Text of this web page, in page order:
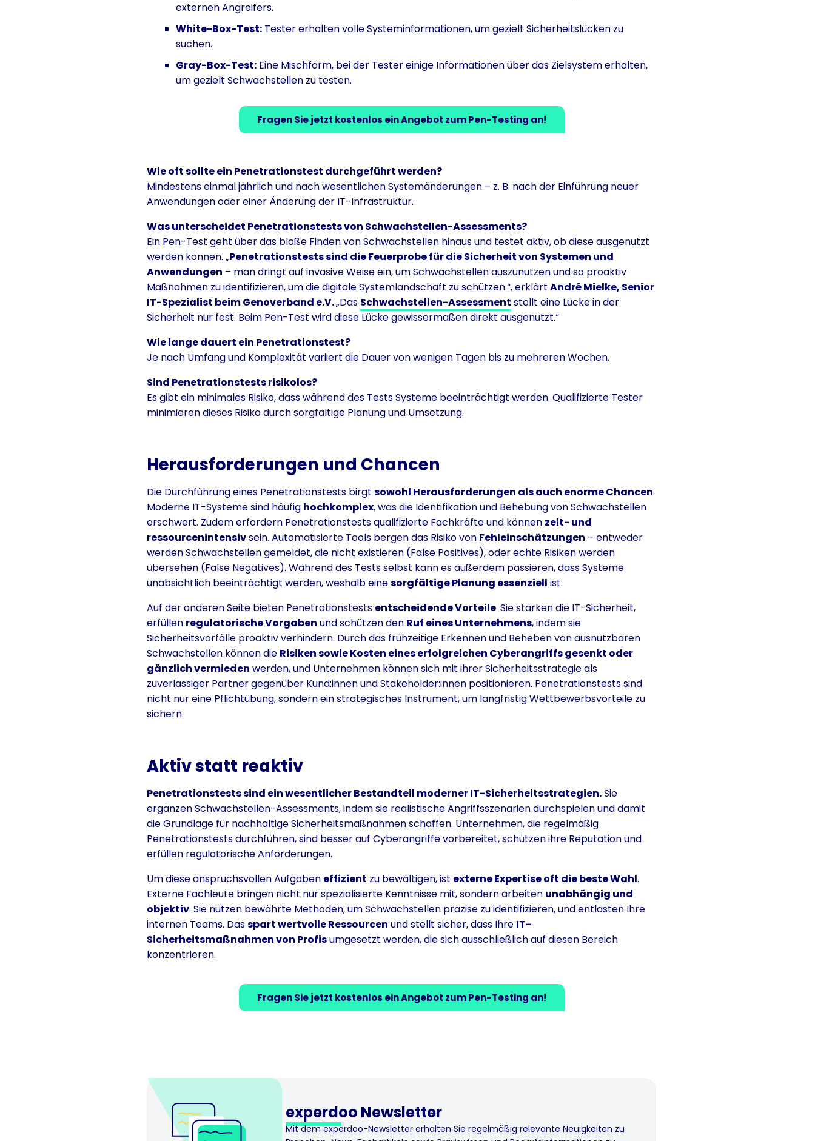
externen Angreifers.
White-Box-Test: Tester erhalten volle Systeminformationen, um gezielt Sicherheitslücken zu
suchen.
Gray-Box-Test: Eine Mischform, bei der Tester einige Informationen über das Zielsystem erhalten,
um gezielt Schwachstellen zu testen.
Fragen Sie jetzt kostenlos ein Angebot zum Pen-Testing an!
Wie oft sollte ein Penetrationstest durchgeführt werden?
Mindestens einmal jährlich und nach wesentlichen Systemänderungen – z. B. nach der Einführung neuer
Anwendungen oder einer Änderung der IT-Infrastruktur.
Was unterscheidet Penetrationstests von Schwachstellen-Assessments?
Ein Pen-Test geht über das bloße Finden von Schwachstellen hinaus und testet aktiv, ob diese ausgenutzt
werden können. „Penetrationstests sind die Feuerprobe für die Sicherheit von Systemen und
Anwendungen – man dringt auf invasive Weise ein, um Schwachstellen auszunutzen und so proaktiv
Maßnahmen zu identifizieren, um die digitale Systemlandschaft zu schützen.“, erklärt André Mielke, Senior
IT-Spezialist beim Genoverband e.V.„Das Schwachstellen-Assessment stellt eine Lücke in der
Sicherheit nur fest. Beim Pen-Test wird diese Lücke gewissermaßen direkt ausgenutzt.“
Wie lange dauert ein Penetrationstest?
Je nach Umfang und Komplexität variiert die Dauer von wenigen Tagen bis zu mehreren Wochen.
Sind Penetrationstests risikolos?
Es gibt ein minimales Risiko, dass während des Tests Systeme beeinträchtigt werden. Qualifizierte Tester
minimieren dieses Risiko durch sorgfältige Planung und Umsetzung.
Herausforderungen und Chancen
Die Durchführung eines Penetrationstests birgt sowohl Herausforderungen als auch enorme Chancen.
Moderne IT-Systeme sind häufig hochkomplex, was die Identifikation und Behebung von Schwachstellen
erschwert. Zudem erfordern Penetrationstests qualifizierte Fachkräfte und können zeit- und
ressourcenintensivsein. Automatisierte Tools bergen das Risiko von Fehleinschätzungen – entweder
werden Schwachstellen gemeldet, die nicht existieren (False Positives), oder echte Risiken werden
übersehen (False Negatives). Während des Tests selbst kann es außerdem passieren, dass Systeme
unabsichtlich beeinträchtigt werden, weshalb einesorgfältige Planung essenziell ist.
Auf der anderen Seite bieten Penetrationstests entscheidende Vorteile. Sie stärken die IT-Sicherheit,
erfüllen regulatorische Vorgaben und schützen den Ruf eines Unternehmens, indem sie
Sicherheitsvorfälle proaktiv verhindern. Durch das frühzeitige Erkennen und Beheben von ausnutzbaren
Schwachstellen können die Risiken sowie Kosten eines erfolgreichen Cyberangriffs gesenkt oder
gänzlich vermieden werden, und Unternehmen können sich mit ihrer Sicherheitsstrategie als
zuverlässiger Partner gegenüber Kund:innen und Stakeholder:innen positionieren. Penetrationstests sind
nicht nur eine Pflichtübung, sondern ein strategisches Instrument, um langfristig Wettbewerbsvorteile zu
sichern.
Aktiv statt reaktiv
Penetrationstests sind ein wesentlicher Bestandteil moderner IT-Sicherheitsstrategien.Sie
ergänzen Schwachstellen-Assessments, indem sie realistische Angriffsszenarien durchspielen und damit
die Grundlage für nachhaltige Sicherheitsmaßnahmen schaffen. Unternehmen, die regelmäßig
Penetrationstests durchführen, sind besser auf Cyberangriffe vorbereitet, schützen ihre Reputation und
erfüllen regulatorische Anforderungen.
Um diese anspruchsvollen Aufgaben effizient zu bewältigen, ist externe Expertise oft die beste Wahl.
Externe Fachleute bringen nicht nur spezialisierte Kenntnisse mit, sondern arbeiten unabhängig und
objektiv. Sie nutzen bewährte Methoden, um Schwachstellen präzise zu identifizieren, und entlasten Ihre
internen Teams. Dasspart wertvolle Ressourcen und stellt sicher, dass Ihre IT-
Sicherheitsmaßnahmen von Profisumgesetzt werden, die sich ausschließlich auf diesen Bereich
konzentrieren.
Fragen Sie jetzt kostenlos ein Angebot zum Pen-Testing an!
experdoo Newslette​r
Mit dem experdoo-Newsletter erhalten Sie regelmäßig relevante Neuigkeiten zu